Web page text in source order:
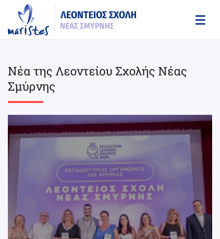
content
Νέα της Λεοντείου Σχολής Νέας
Σμύρνης